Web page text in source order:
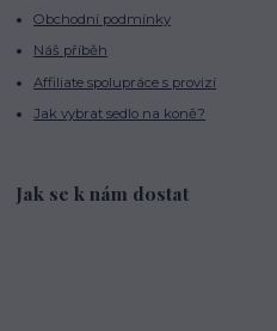
Obchodní podmínky
Náš příběh
Affiliate spolupráce s provizí
Jak vybrat sedlo na koně?
Jak se k nám dostat